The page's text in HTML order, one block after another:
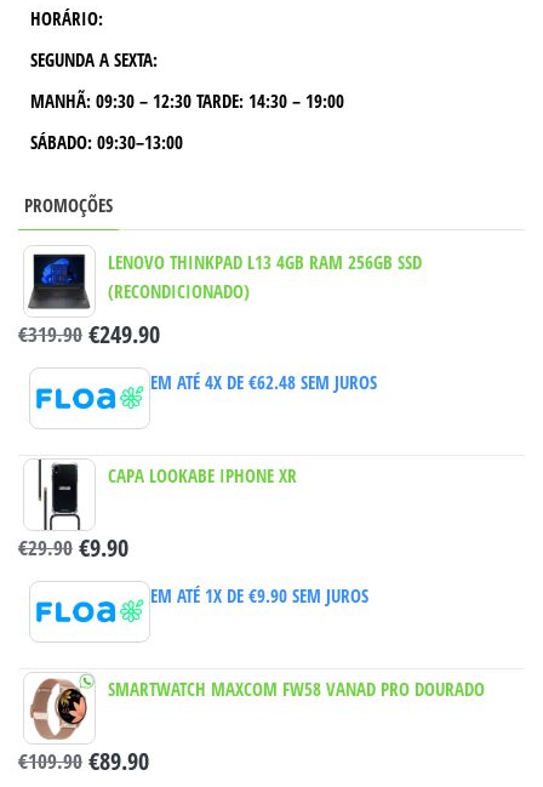
HORÁRIO:
SEGUNDA A SEXTA:
MANHÃ: 09:30 – 12:30 TARDE: 14:30 – 19:00
SÁBADO: 09:30–13:00
PROMOÇÕES
LENOVO THINKPAD L13 4GB RAM 256GB SSD
(RECONDICIONADO)
€319.90 €249.90
EM ATÉ 4X DE €62.48SEM JUROS
CAPA LOOKABE IPHONE XR
€29.90 €9.90
EM ATÉ 1X DE €9.90SEM JUROS
SMARTWATCH MAXCOM FW58 VANAD PRO DOURADO
€109.90 €89.90